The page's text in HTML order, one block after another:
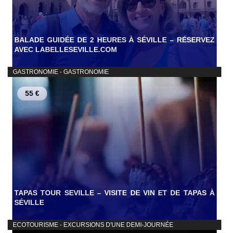
BALADE GUIDÉE DE 2 HEURES À SÉVILLE – RÉSERVEZ
AVEC LABELLESEVILLE.COM
GASTRONOMIE - GASTRONOMIE
55 €
TAPAS TOUR SEVILLE – VISITE DE VIN ET DE TAPAS À
SÉVILLE
ECOTOURISME - EXCURSIONS D'UNE DEMI-JOURNÉE